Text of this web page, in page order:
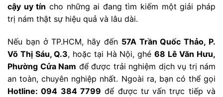
cậy uy tín cho những ai đang tìm kiếm một giải pháp
trị nám thật sự hiệu quả và lâu dài.
Nếu bạn ở TP.HCM, hãy đến 57A Trần Quốc Thảo, P.
Võ Thị Sáu, Q.3, hoặc tại Hà Nội, ghé 68 Lê Văn Hưu,
Phường Cửa Nam để được trải nghiệm dịch vụ trị nám
an toàn, chuyên nghiệp nhất. Ngoài ra, bạn có thể gọi
Hotline: 094 384 7799 để được tư vấn trực tiếp và